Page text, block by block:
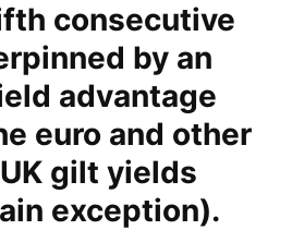
consecutive
by an
advantage
euro and other
gilt yields
exception).